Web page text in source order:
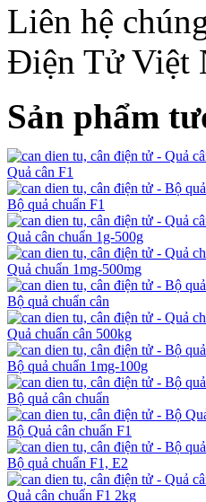
Liên hệ
Điện Tử Việt
Sản phẩm
Quả cân F1
Bộ quả chuẩn F1
Quả cân chuẩn 1g-500g
Quả chuẩn 1mg-500mg
Bộ quả chuẩn cân
Quả chuẩn cân 500kg
Bộ quả chuẩn 1mg-100g
Bộ quả cân chuẩn
Bộ Quả cân chuẩn F1
Bộ quả chuẩn F1, E2
Quả cân chuẩn F1 2kg